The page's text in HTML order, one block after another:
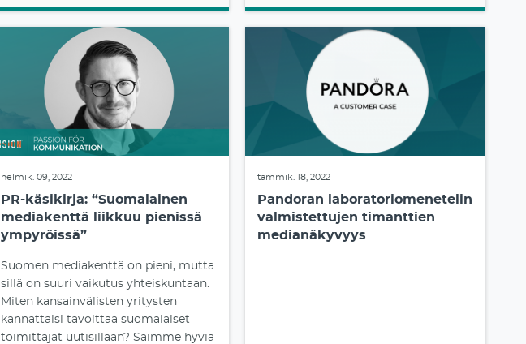
helmik. 09, 2022
PR-käsikirja: “Suomalainen
mediakenttä liikkuu pienissä
ympyröissä”
Suomen mediakenttä on pieni, mutta
sillä on suuri vaikutus yhteiskuntaan.
Miten kansainvälisten yritysten
kannattaisi tavoittaa suomalaiset
toimittajat uutisillaan? Saimme hyviä
tammik. 18, 2022
Pandoran laboratoriomenetelin
valmistettujen timanttien
medianäkyvyys